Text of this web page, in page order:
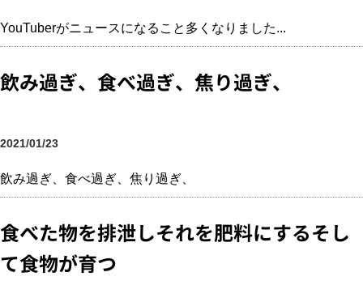
YouTuberがニュースになること多くなりました...
飲み過ぎ、食べ過ぎ、焦り過ぎ、
2021/01/23
飲み過ぎ、食べ過ぎ、焦り過ぎ、
食べた物を排泄しそれを肥料にするそし
て食物が育つ